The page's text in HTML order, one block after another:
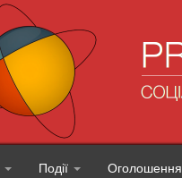
Події Оголошення